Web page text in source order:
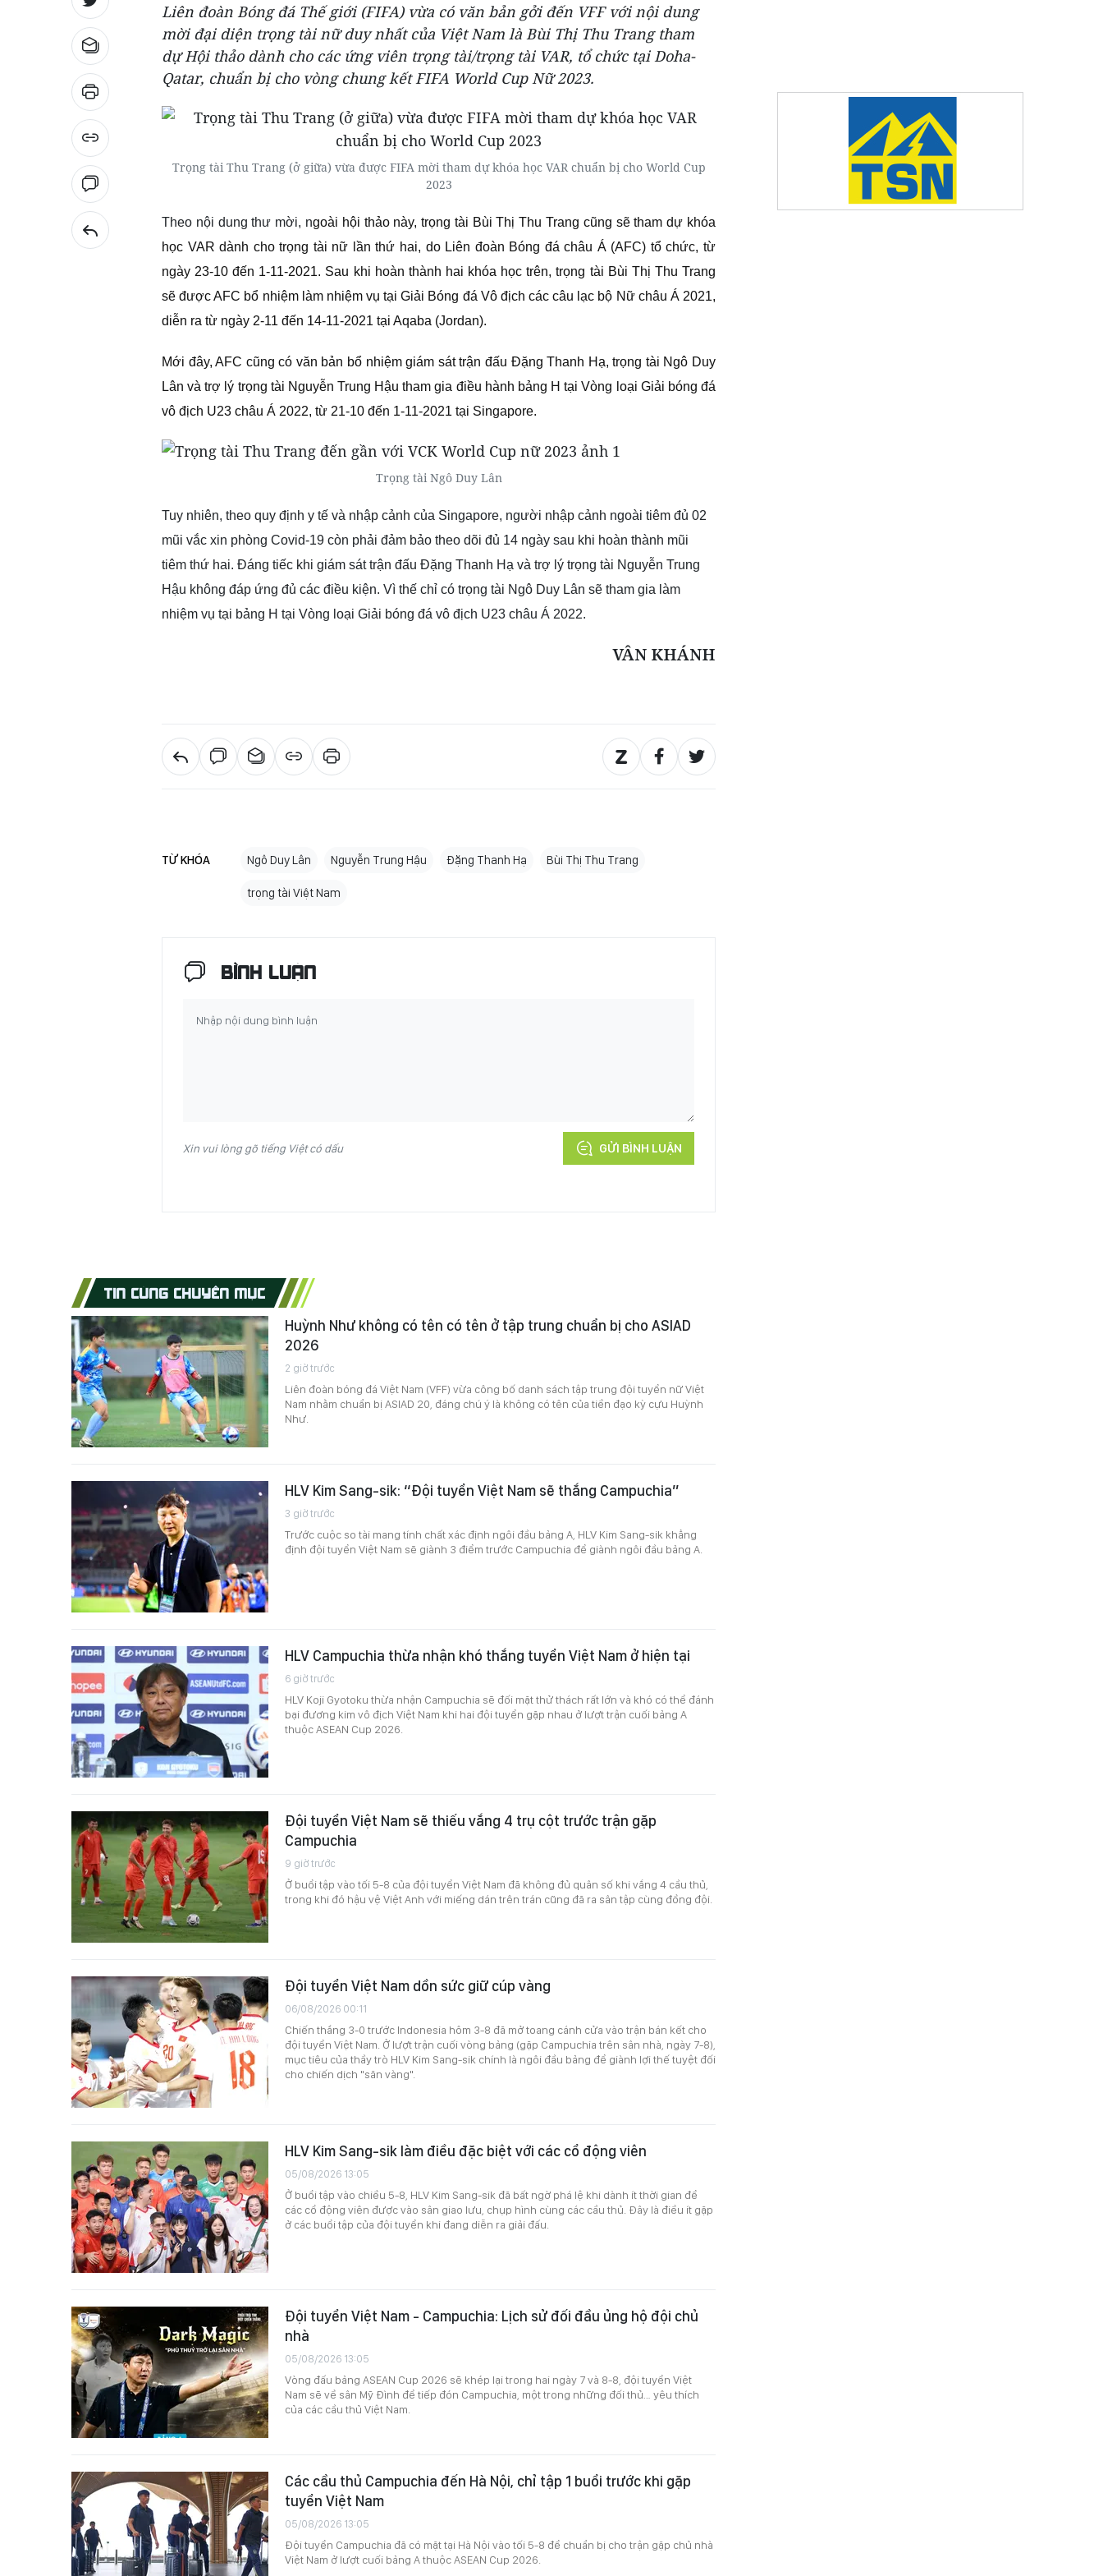
Liên đoàn Bóng đá Thế giới (FIFA) vừa có văn bản gởi đến VFF với nội dung
mời đại diện trọng tài nữ duy nhất của Việt Nam là Bùi Thị Thu Trang tham
dự Hội thảo dành cho các ứng viên trọng tài/trọng tài VAR, tổ chức tại Doha-
Qatar, chuẩn bị cho vòng chung kết FIFA World Cup Nữ 2023.
Trọng tài Thu Trang (ở giữa) vừa được FIFA mời tham dự khóa học VAR chuẩn bị cho World Cup
2023
Theo nội dung thư mời, ngoài hội thảo này, trọng tài Bùi Thị Thu Trang cũng sẽ tham dự khóa
học VAR dành cho trọng tài nữ lần thứ hai, do Liên đoàn Bóng đá châu Á (AFC) tổ chức, từ
ngày 23-10 đến 1-11-2021. Sau khi hoàn thành hai khóa học trên, trọng tài Bùi Thị Thu Trang
sẽ được AFC bổ nhiệm làm nhiệm vụ tại Giải Bóng đá Vô địch các câu lạc bộ Nữ châu Á 2021,
diễn ra từ ngày 2-11 đến 14-11-2021 tại Aqaba (Jordan).
Mới đây, AFC cũng có văn bản bổ nhiệm giám sát trận đấu Đặng Thanh Hạ, trọng tài Ngô Duy
Lân và trợ lý trọng tài Nguyễn Trung Hậu tham gia điều hành bảng H tại Vòng loại Giải bóng đá
vô địch U23 châu Á 2022, từ 21-10 đến 1-11-2021 tại Singapore.
Trọng tài Ngô Duy Lân
Tuy nhiên, theo quy định y tế và nhập cảnh của Singapore, người nhập cảnh ngoài tiêm đủ 02
mũi vắc xin phòng Covid-19 còn phải đảm bảo theo dõi đủ 14 ngày sau khi hoàn thành mũi
tiêm thứ hai. Đáng tiếc khi giám sát trận đấu Đặng Thanh Hạ và trợ lý trọng tài Nguyễn Trung
Hậu không đáp ứng đủ các điều kiện. Vì thế chỉ có trọng tài Ngô Duy Lân sẽ tham gia làm
nhiệm vụ tại bảng H tại Vòng loại Giải bóng đá vô địch U23 châu Á 2022.
VÂN KHÁNH
TỪ KHÓA Ngô Duy Lân Nguyễn Trung Hậu Đặng Thanh Hạ Bùi Thị Thu Trang
trọng tài Việt Nam
BÌNH LUẬN
Xin vui lòng gõ tiếng Việt có dấu GỬI BÌNH LUẬN
TIN CÙNG CHUYÊN MỤC
Huỳnh Như không có tên có tên ở tập trung chuẩn bị cho ASIAD
2026
2 giờ trước
Liên đoàn bóng đá Việt Nam (VFF) vừa công bố danh sách tập trung đội tuyển nữ Việt
Nam nhằm chuẩn bị ASIAD 20, đáng chú ý là không có tên của tiền đạo kỳ cựu Huỳnh
Như.
HLV Kim Sang-sik: “Đội tuyển Việt Nam sẽ thắng Campuchia”
3 giờ trước
Trước cuộc so tài mang tính chất xác định ngôi đầu bảng A, HLV Kim Sang-sik khẳng
định đội tuyển Việt Nam sẽ giành 3 điểm trước Campuchia để giành ngôi đầu bảng A.
HLV Campuchia thừa nhận khó thắng tuyển Việt Nam ở hiện tại
6 giờ trước
HLV Koji Gyotoku thừa nhận Campuchia sẽ đối mặt thử thách rất lớn và khó có thể đánh
bại đương kim vô địch Việt Nam khi hai đội tuyển gặp nhau ở lượt trận cuối bảng A
thuộc ASEAN Cup 2026.
Đội tuyển Việt Nam sẽ thiếu vắng 4 trụ cột trước trận gặp
Campuchia
9 giờ trước
Ở buổi tập vào tối 5-8 của đội tuyển Việt Nam đã không đủ quân số khi vắng 4 cầu thủ,
trong khi đó hậu vệ Việt Anh với miếng dán trên trán cũng đã ra sân tập cùng đồng đội.
Đội tuyển Việt Nam dồn sức giữ cúp vàng
06/08/2026 00:11
Chiến thắng 3-0 trước Indonesia hôm 3-8 đã mở toang cánh cửa vào trận bán kết cho
đội tuyển Việt Nam. Ở lượt trận cuối vòng bảng (gặp Campuchia trên sân nhà, ngày 7-8),
mục tiêu của thầy trò HLV Kim Sang-sik chính là ngôi đầu bảng để giành lợi thế tuyệt đối
cho chiến dịch "săn vàng".
HLV Kim Sang-sik làm điều đặc biệt với các cổ động viên
05/08/2026 13:05
Ở buổi tập vào chiều 5-8, HLV Kim Sang-sik đã bất ngờ phá lệ khi dành ít thời gian để
các cổ động viên được vào sân giao lưu, chụp hình cùng các cầu thủ. Đây là điều ít gặp
ở các buổi tập của đội tuyển khi đang diễn ra giải đấu.
Đội tuyển Việt Nam - Campuchia: Lịch sử đối đầu ủng hộ đội chủ
nhà
05/08/2026 13:05
Vòng đấu bảng ASEAN Cup 2026 sẽ khép lại trong hai ngày 7 và 8-8, đội tuyển Việt
Nam sẽ về sân Mỹ Đình để tiếp đón Campuchia, một trong những đối thủ… yêu thích
của các cầu thủ Việt Nam.
Các cầu thủ Campuchia đến Hà Nội, chỉ tập 1 buổi trước khi gặp
tuyển Việt Nam
05/08/2026 13:05
Đội tuyển Campuchia đã có mặt tại Hà Nội vào tối 5-8 để chuẩn bị cho trận gặp chủ nhà
Việt Nam ở lượt cuối bảng A thuộc ASEAN Cup 2026.